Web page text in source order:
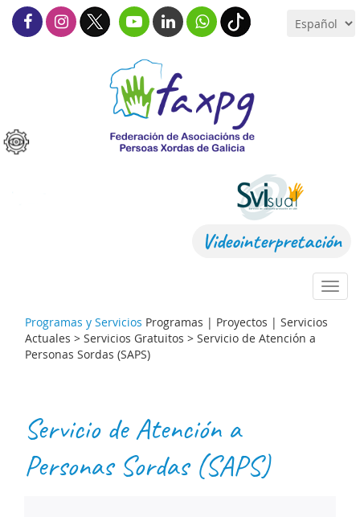
Videointerpretación
Programas y Servicios Programas | Proyectos | Servicios
Actuales > Servicios Gratuitos > Servicio de Atención a
Personas Sordas (SAPS)
Servicio de Atención a
Personas Sordas (SAPS)